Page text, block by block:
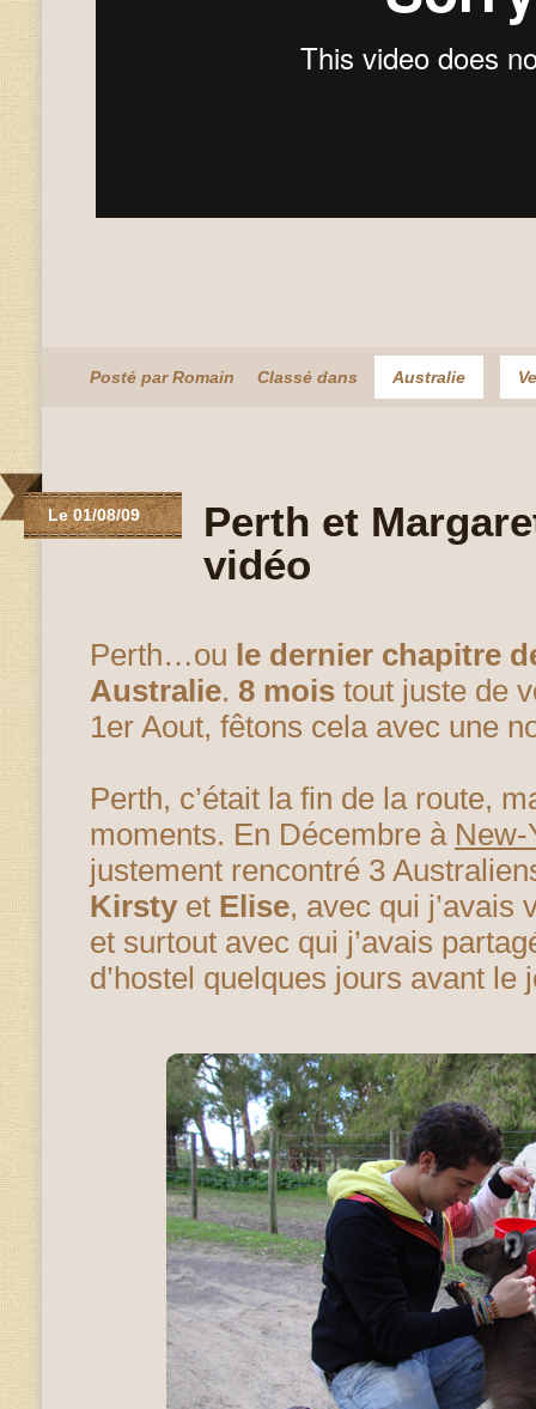
Posté par Romain Classé dans Australie
Le 01/08/09
Perth et
vidéo
Perth…ou le dernier chapitre
Australie. 8 mois tout juste de
1er Aout, fêtons cela avec une
Perth, c’était la fin de la route,
moments. En Décembre à New-
justement rencontré 3
Kirsty et Elise, avec qui j’avais
et surtout avec qui j’avais
d’hostel quelques jours avant le